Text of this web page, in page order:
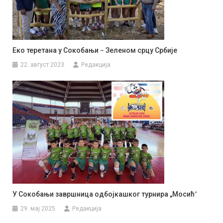
Еко теретана у Сокобањи − Зеленом срцу Србије
22. август 2023. Редакција
У Сокобањи завршница одбојкашког турнира „Мосићˮ
29. мај 2025. Редакција